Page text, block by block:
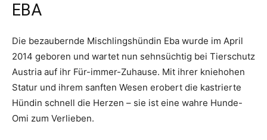
EBA
Die bezaubernde Mischlingshündin Eba wurde im April
2014 geboren und wartet nun sehnsüchtig bei Tierschutz
Austria auf ihr Für-immer-Zuhause. Mit ihrer kniehohen
Statur und ihrem sanften Wesen erobert die kastrierte
Hündin schnell die Herzen – sie ist eine wahre Hunde-
Omi zum Verlieben.